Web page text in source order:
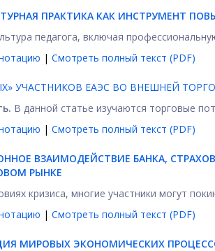
ПРАКТИКА КАК ИНСТРУМЕНТ
педагога, включая
| Смотреть полный текст (PDF)
УЧАСТНИКОВ ЕАЭС ВО ВНЕШНЕЙ
В данной статье изучаются торговые
| Смотреть полный текст (PDF)
ВЗАИМОДЕЙСТВИE БАНКА,
РЫНКЕ
кризиса, многие участники могут
| Смотреть полный текст (PDF)
МИРОВЫХ ЭКОНОМИЧЕСКИХ